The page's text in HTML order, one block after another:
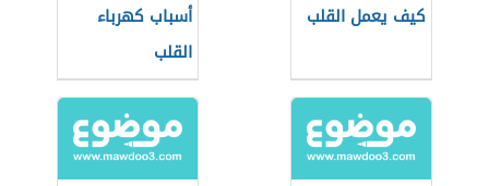
كيف يعمل القلب
أسباب كهرباء
القلب